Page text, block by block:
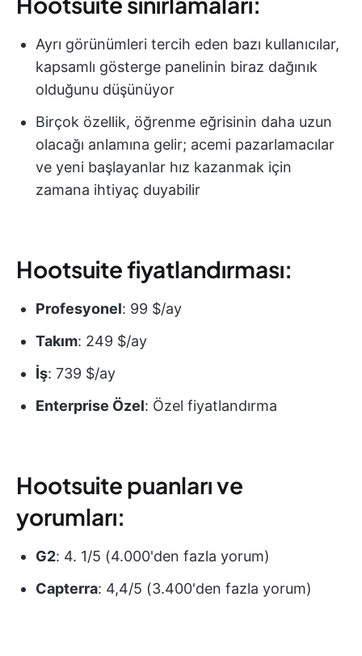
Ayrı görünümleri tercih eden bazı kullanıcılar,
kapsamlı gösterge panelinin biraz dağınık
olduğunu düşünüyor
Birçok özellik, öğrenme eğrisinin daha uzun
olacağı anlamına gelir; acemi pazarlamacılar
ve yeni başlayanlar hız kazanmak için
zamana ihtiyaç duyabilir
Hootsuite fiyatlandırması:
Profesyonel: 99 $/ay
Takım: 249 $/ay
İş: 739 $/ay
Enterprise Özel: Özel fiyatlandırma
Hootsuite puanları ve
yorumları:
G2: 4. 1/5 (4.000'den fazla yorum)
Capterra: 4,4/5 (3.400'den fazla yorum)